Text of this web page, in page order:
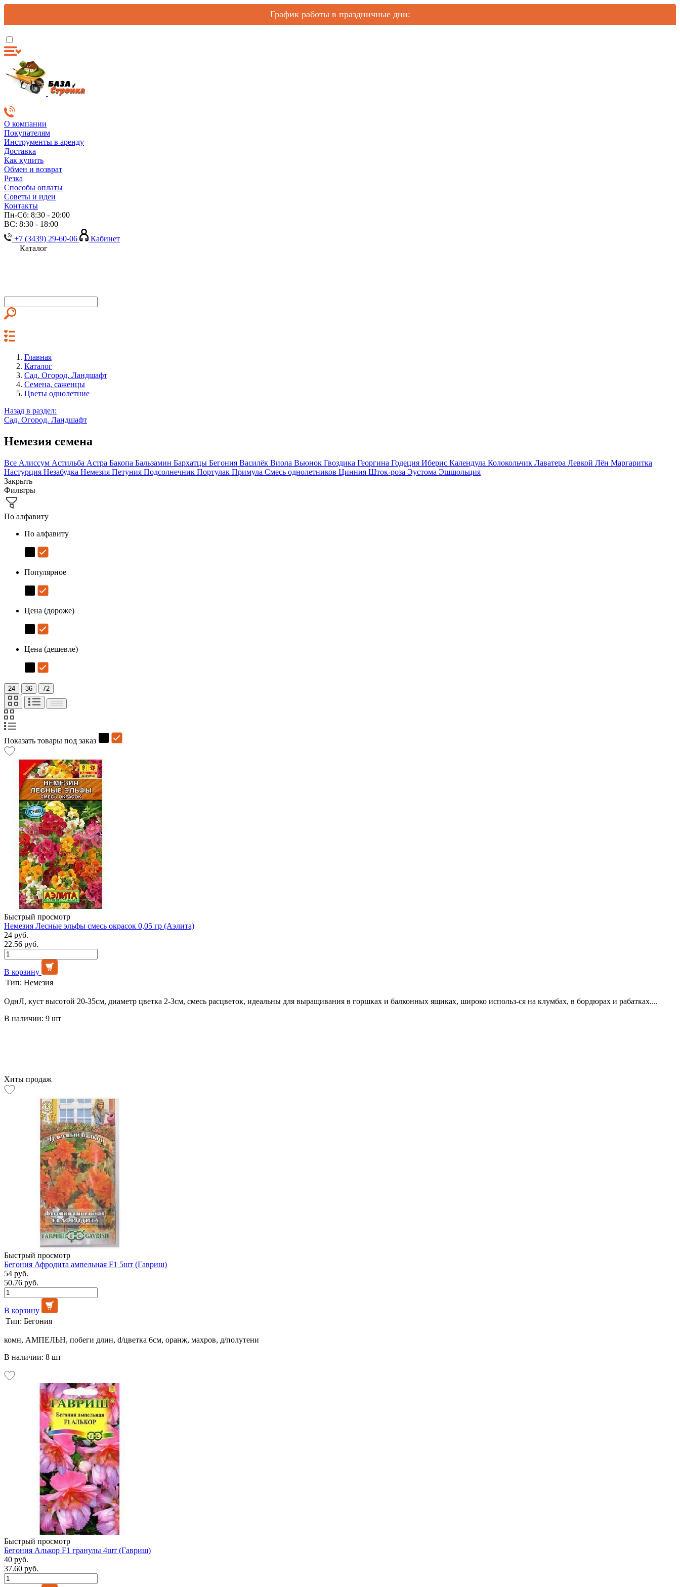
График работы в праздничные дни:
О компании
Покупателям
Инструменты в аренду
Доставка
Как купить
Обмен и возврат
Резка
Способы оплаты
Советы и идеи
Контакты
Пн-Сб: 8:30 - 20:00
ВС: 8:30 - 18:00
+7 (3439) 29-60-06
Кабинет
Каталог
Главная
Каталог
Сад. Огород. Ландшафт
Семена, саженцы
Цветы однолетние
Назад в раздел:
Сад. Огород. Ландшафт
Немезия семена
Все Алиссум Астильба Астра Бакопа Бальзамин Бархатцы Бегония Василёк Виола Вьюнок Гвоздика Георгина Годеция Иберис Календула Колокольчик Лаватера Левкой Лён Маргаритка
Настурция Незабудка Немезия Петуния Подсолнечник Портулак Примула Смесь однолетников Цинния Шток-роза Эустома Эшшольция
Закрыть
Фильтры
По алфавиту
По алфавиту
Популярное
Цена (дороже)
Цена (дешевле)
24 36 72
Показать товары под заказ
Быстрый просмотр
Немезия Лесные эльфы смесь окрасок 0,05 гр (Аэлита)
24 руб.
22.56 руб.
В корзину
Тип: Немезия
ОднЛ, куст высотой 20-35см, диаметр цветка 2-3см, смесь расцветок, идеальны для выращивания в горшках и балконных ящиках, широко использ-ся на клумбах, в бордюрах и рабатках....
В наличии: 9 шт
Хиты продаж
Быстрый просмотр
Бегония Афродита ампельная F1 5шт (Гавриш)
54 руб.
50.76 руб.
В корзину
Тип: Бегония
комн, АМПЕЛЬН, побеги длин, d/цветка 6см, оранж, махров, д/полутени
В наличии: 8 шт
Быстрый просмотр
Бегония Алькор F1 гранулы 4шт (Гавриш)
40 руб.
37.60 руб.